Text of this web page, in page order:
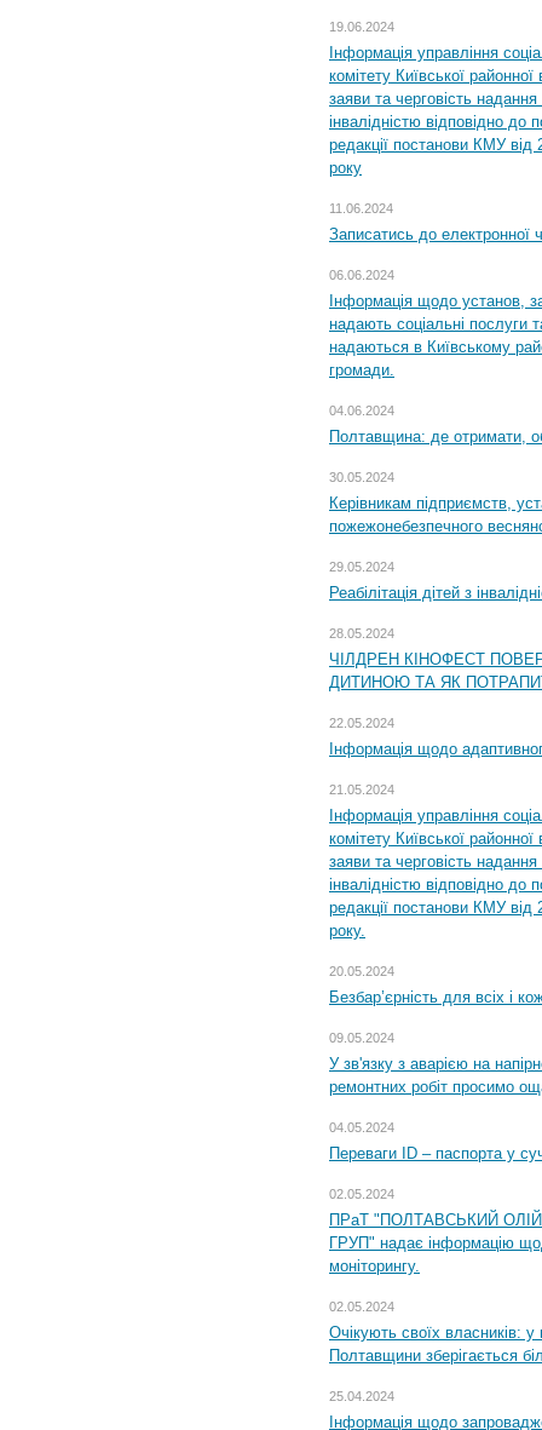
19.06.2024
Інформація управління
комітету Київської
заяви та черговість надання
інвалідністю відповідно
редакції постанови КМУ
року
11.06.2024
Записатись до електронної
06.06.2024
Інформація щодо установ,
надають соціальні послуги
надаються в Київському
громади.
04.06.2024
Полтавщина: де отримати,
30.05.2024
Керівникам підприємств,
пожежонебезпечного
29.05.2024
Реабілітація дітей з
28.05.2024
ЧІЛДРЕН КІНОФЕСТ
ДИТИНОЮ ТА ЯК
22.05.2024
Інформація щодо
21.05.2024
Інформація управління
комітету Київської
заяви та черговість надання
інвалідністю відповідно
редакції постанови КМУ від
року.
20.05.2024
Безбар’єрність для всіх і
09.05.2024
У зв'язку з аварією на
ремонтних робіт просимо
04.05.2024
Переваги ID – паспорта у
02.05.2024
ПРаТ "ПОЛТАВСЬКИЙ
ГРУП" надає інформацію
моніторингу.
02.05.2024
Очікують своїх власників: у
Полтавщини зберігається
25.04.2024
Інформація щодо